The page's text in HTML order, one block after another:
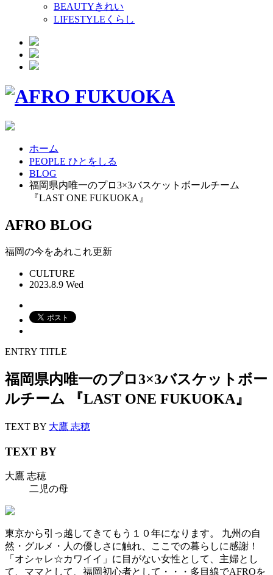
BEAUTYきれい
LIFESTYLE くらし
ホーム
PEOPLE ひとをしる
BLOG
福岡県内唯一のプロ3×3バスケットボールチーム
『LAST ONE FUKUOKA』
AFRO BLOG
福岡の今をあれこれ更新
CULTURE
2023.8.9 Wed
ENTRY TITLE
福岡県内唯一のプロ3×3バスケットボー
ルチーム 『LAST ONE FUKUOKA』
TEXT BY 大鷹 志穂
TEXT BY
大鷹 志穂
二児の母
東京から引っ越してきてもう１０年になります。 九州の自
然・グルメ・人の優しさに触れ、ここでの暮らしに感謝！
「オシャレ☆カワイイ」に目がない女性として、主婦とし
て、ママとして、福岡初心者として・・・多目線でAFROを